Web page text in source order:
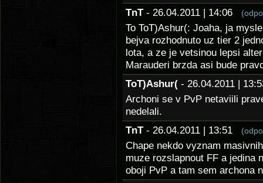
TnT - 26.04.2011 | 14:06
To ToT)Ashur(: Joaha, ja
bejva rozhodnuto uz tier 2
lota, a ze je vetsinou lepsi
Marauderi brzda asi bude
ToT)Ashur( - 26.04.2011 |
Archoni se v PvP netaviili
nedelali.
TnT - 26.04.2011 | 13:51
Chape nekdo vyznam
muze rozslapnout FF a jedina
oboji PvP a tam sem archona